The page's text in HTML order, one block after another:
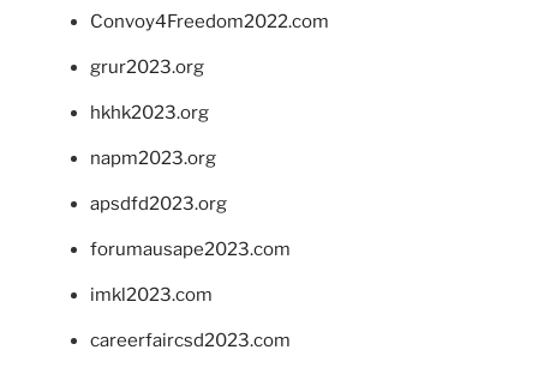
Convoy4Freedom2022.com
grur2023.org
hkhk2023.org
napm2023.org
apsdfd2023.org
forumausape2023.com
imkl2023.com
careerfaircsd2023.com